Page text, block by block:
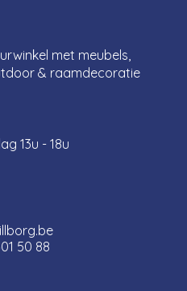
met meubels,
& raamdecoratie
13u - 18u
50 88